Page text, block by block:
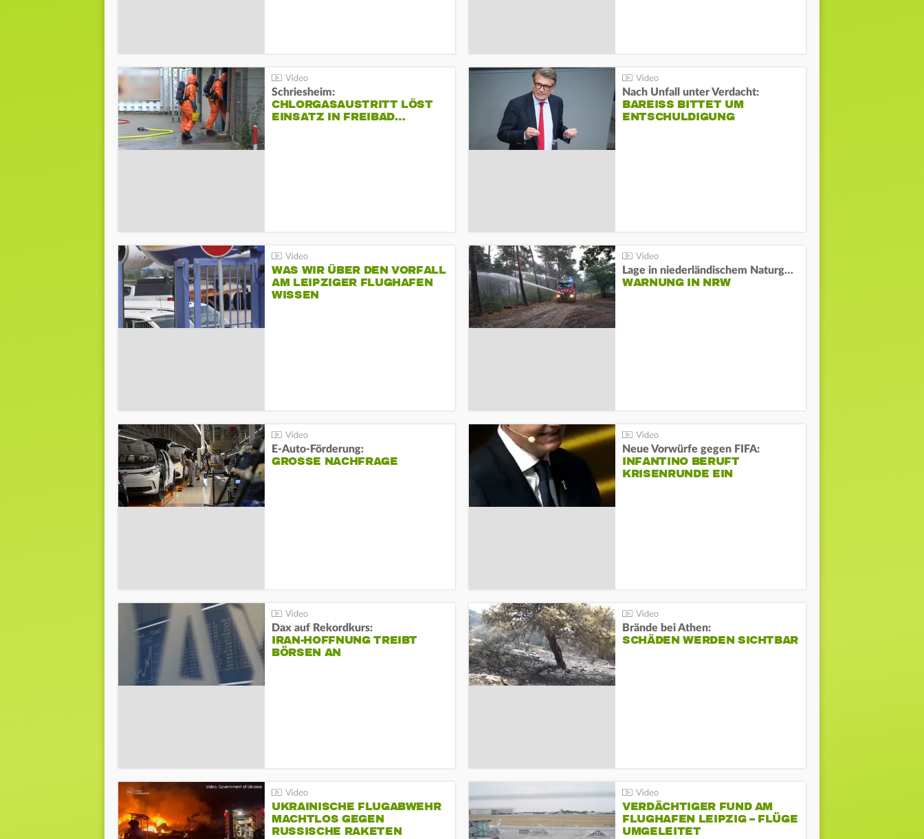
Schriesheim:
CHLORGASAUSTRITT LÖST
EINSATZ IN FREIBAD…
Nach Unfall unter Verdacht:
BAREISS BITTET UM E
NTSCHULDIGUNG
WAS WIR ÜBER DEN VORFALL
AM LEIPZIGER FLUGHAFEN
WISSEN
Lage in niederländischem Naturgebiet stabil
WARNUNG IN NRW
E-Auto-Förderung:
GROSSE NACHFRAGE
Neue Vorwürfe gegen FIFA:
INFANTINO BERUFT
KRISENRUNDE EIN
Dax auf Rekordkurs:
IRAN-HOFFNUNG TREIBT
BÖRSEN AN
Brände bei Athen:
SCHÄDEN WERDEN SICHTBAR
UKRAINISCHE FLUGABWEHR
MACHTLOS GEGEN
RUSSISCHE RAKETEN
VERDÄCHTIGER FUND AM
FLUGHAFEN LEIPZIG – FLÜGE
UMGELEITET